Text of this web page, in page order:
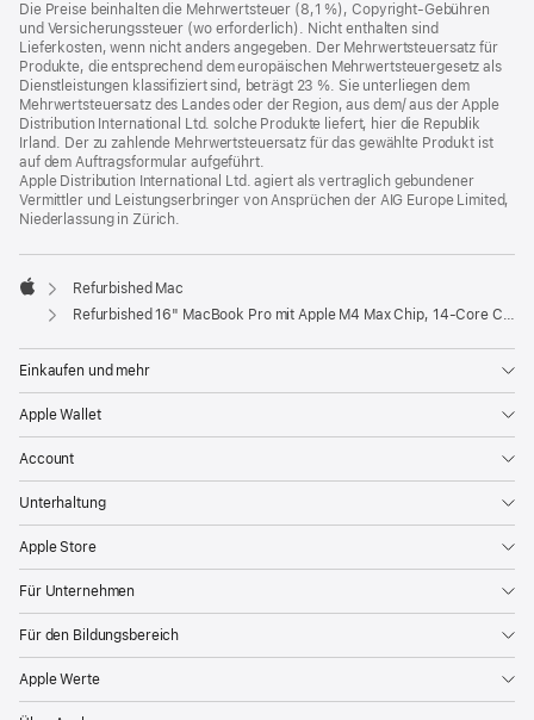
Die Preise beinhalten die Mehrwertsteuer (8,1 %), Copyright-Gebühren
und Versicherungssteuer (wo erforderlich). Nicht enthalten sind
Lieferkosten, wenn nicht anders angegeben. Der Mehrwertsteuersatz für
Produkte, die entsprechend dem europäischen Mehrwertsteuergesetz als
Dienstleistungen klassifiziert sind, beträgt 23 %. Sie unterliegen dem
Mehrwertsteuersatz des Landes oder der Region, aus dem/ aus der Apple
Distribution International Ltd. solche Produkte liefert, hier die Republik
Irland. Der zu zahlende Mehrwertsteuersatz für das gewählte Produkt ist
auf dem Auftragsformular aufgeführt.
Apple Distribution International Ltd. agiert als vertraglich gebundener
Vermittler und Leistungserbringer von Ansprüchen der AIG Europe Limited,
Niederlassung in Zürich.
Apple
Refurbished Mac
Refurbished 16" MacBook Pro mit Apple M4 Max Chip, 14‑Core CPU und 32‑Core GPU, Display mit Nanotextur - Space Schwarz
Einkaufen und mehr
Apple Wallet
Account
Unterhaltung
Apple Store
Für Unternehmen
Für den Bildungsbereich
Apple Werte